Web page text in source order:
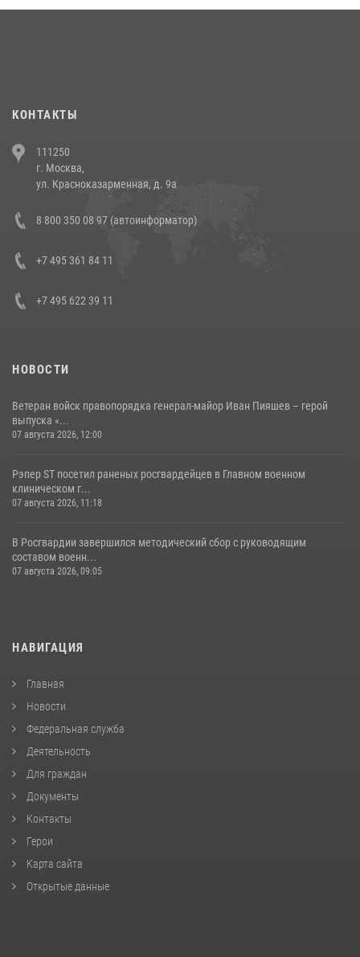
напавших на бригаду скорой помощи (видео)
14 июля 2026, 12:20
В Росгвардии прошла военно-научная конференция по обобщению
боевого опыта
КОНТАКТЫ
111250
г. Москва,
ул. Красноказарменная, д. 9а
8 800 350 08 97 (автоинформатор)
+7 495 361 84 11
+7 495 622 39 11
НОВОСТИ
Ветеран войск правопорядка генерал-майор Иван Пияшев – герой
выпуска «...
07 августа 2026, 12:00
Рэпер ST посетил раненых росгвардейцев в Главном военном
клиническом г...
07 августа 2026, 11:18
В Росгвардии завершился методический сбор с руководящим
составом военн...
07 августа 2026, 09:05
НАВИГАЦИЯ
Главная
Новости
Федеральная служба
Деятельность
Для граждан
Документы
Контакты
Герои
Карта сайта
Открытые данные